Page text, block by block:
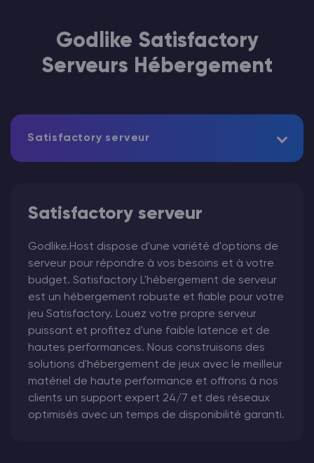
Godlike Satisfactory
Serveurs Hébergement
Satisfactory serveur
Satisfactory serveur
Godlike.Host dispose d'une variété d'options de
serveur pour répondre à vos besoins et à votre
budget. Satisfactory L'hébergement de serveur
est un hébergement robuste et fiable pour votre
jeu Satisfactory. Louez votre propre serveur
puissant et profitez d'une faible latence et de
hautes performances. Nous construisons des
solutions d'hébergement de jeux avec le meilleur
matériel de haute performance et offrons à nos
clients un support expert 24/7 et des réseaux
optimisés avec un temps de disponibilité garanti.